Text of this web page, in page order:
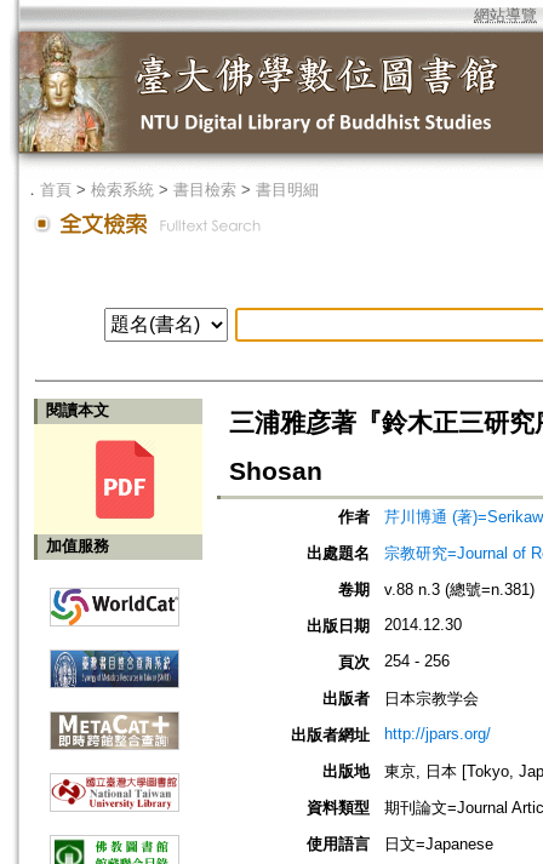
網站導覽
． 首頁 > 檢索系統 > 書目檢索 > 書目明細
閱讀本文
加值服務
三浦雅彦著『鈴木正三研
Shosan
作者
芹川博通 (著
出處題名
宗教研究=Journal of
卷期
v.88 n.3 (總號=n.381)
出版日期
2014.12.30
頁次 254 - 256
出版者
日本宗教学会
出版者網址
http://jpars.org/
出版地
東京, 日本 [Tokyo,
資料類型
期刊論文=Journal
使用語言
日文=Japanese